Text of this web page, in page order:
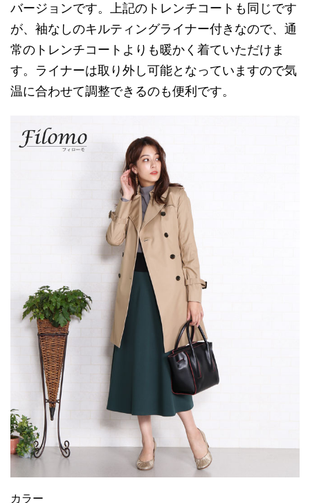
バージョンです。上記のトレンチコートも同じです
が、袖なしのキルティングライナー付きなので、通
常のトレンチコートよりも暖かく着ていただけま
す。ライナーは取り外し可能となっていますので気
温に合わせて調整できるのも便利です。
カラー